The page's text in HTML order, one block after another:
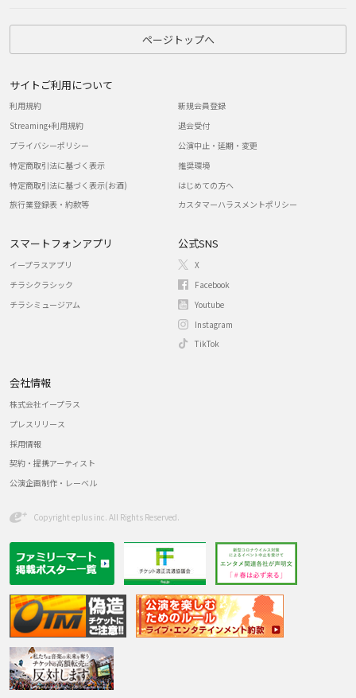
ページトップへ
サイトご利用について
利用規約
Streaming+利用規約
プライバシーポリシー
特定商取引法に基づく表示
特定商取引法に基づく表示(お酒)
旅行業登録表・約款等
新規会員登録
退会受付
公演中止・延期・変更
推奨環境
はじめての方へ
カスタマーハラスメントポリシー
スマートフォンアプリ
イープラスアプリ
チラシクラシック
チラシミュージアム
公式SNS
X
Facebook
Youtube
Instagram
TikTok
会社情報
株式会社イープラス
プレスリリース
採用情報
契約・提携アーティスト
公演企画制作・レーベル
Copyright eplus inc. All Rights Reserved.